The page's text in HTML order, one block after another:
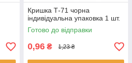
Кришка Т-71 чорна
індивідуальна упаковка 1 шт.
Готово до відправки
0,96 ₴ 1,23 ₴